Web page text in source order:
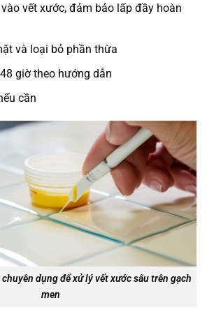
vết xước, đảm bảo lấp đầy hoàn
và loại bỏ phần thừa
giờ theo hướng dẫn
cần
dụng để xử lý vết xước sâu trên gạch
men